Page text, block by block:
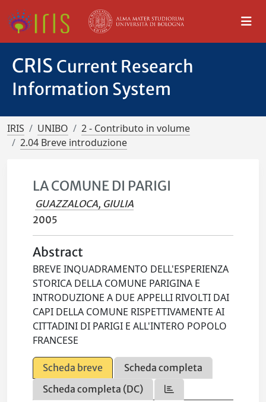
CRIS Current Research
Information System
IRIS UNIBO
2 - Contributo in volume
2.04 Breve introduzione
LA COMUNE DI PARIGI
GUAZZALOCA, GIULIA
2005
Abstract
BREVE INQUADRAMENTO DELL'ESPERIENZA
STORICA DELLA COMUNE PARIGINA E
INTRODUZIONE A DUE APPELLI RIVOLTI DAI
CAPI DELLA COMUNE RISPETTIVAMENTE AI
CITTADINI DI PARIGI E ALL'INTERO POPOLO
FRANCESE
Scheda breve
Scheda completa
Scheda completa (DC)